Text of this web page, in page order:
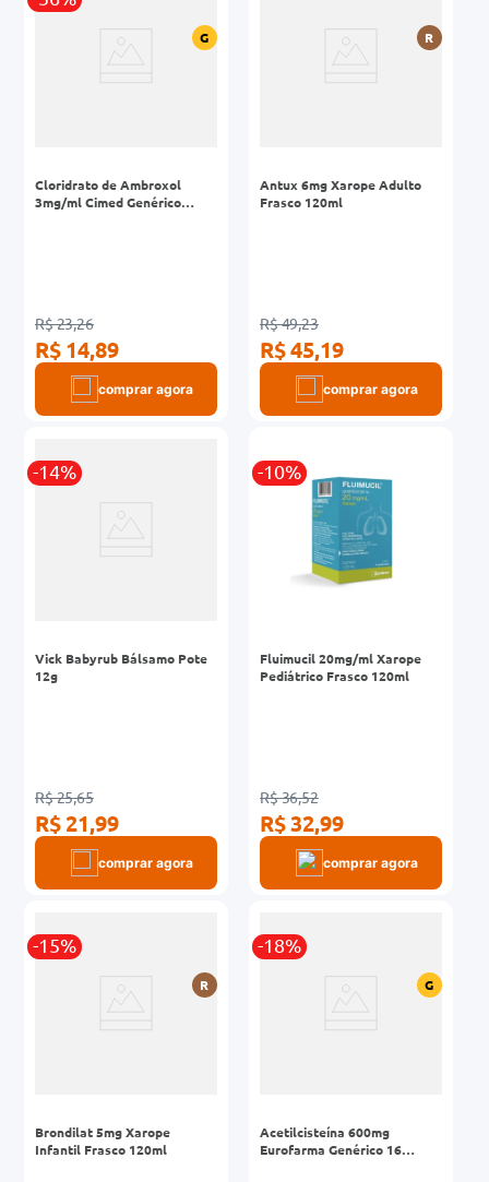
G
Cloridrato de Ambroxol
3mg/ml Cimed Genérico
R$ 23,26
R$ 14,89
comprar agora
R
Antux 6mg Xarope Adulto
Frasco 120ml
R$ 49,23
R$ 45,19
comprar agora
-14%
Vick Babyrub Bálsamo Pote
12g
R$ 25,65
R$ 21,99
comprar agora
-10%
Fluimucil 20mg/ml Xarope
Pediátrico Frasco 120ml
R$ 36,52
R$ 32,99
comprar agora
-15%
R
Brondilat 5mg Xarope
Infantil Frasco 120ml
-18%
G
Acetilcisteína 600mg
Eurofarma Genérico 16